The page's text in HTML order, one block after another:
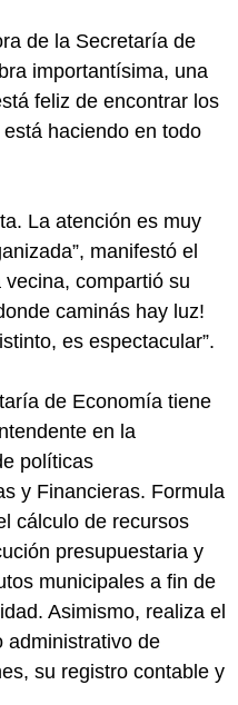
de la Secretaría de
importantísima, una
feliz de encontrar los
haciendo en todo
La atención es muy
manifestó el
compartió su
caminás hay luz!
es espectacular”.
de Economía tiene
en la
políticas
y Financieras. Formula
cálculo de recursos
presupuestaria y
municipales a fin de
Asimismo, realiza el
administrativo de
su registro contable y